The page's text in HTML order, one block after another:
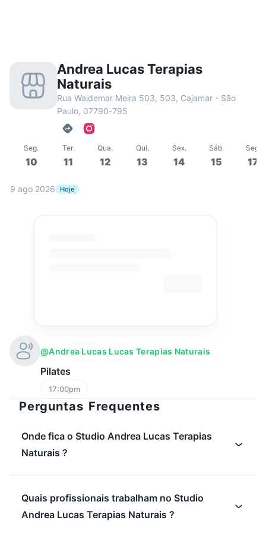
Andrea Lucas Terapias
Naturais
Rua Waldemar Meira 503, 503, Cajamar - São
Paulo, 07790-795
Seg.
10
Ter.
11
Qua.
12
Qui.
13
Sex.
14
Sáb.
15
Seg
17
9 ago 2026 Hoje
@andrea Lucas Lucas Terapias Naturais
Pilates
17:00pm
Perguntas Frequentes
Onde fica o Studio Andrea Lucas Terapias
Naturais ?
Quais profissionais trabalham no Studio
Andrea Lucas Terapias Naturais ?